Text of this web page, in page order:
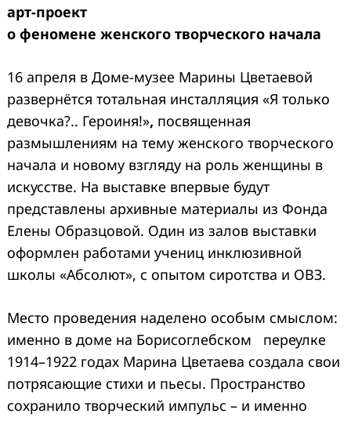
арт-проект
о феномене женского творческого начала
16 апреля в Доме-музее Марины Цветаевой
развернётся тотальная инсталляция «Я только
девочка?.. Героиня!», посвященная
размышлениям на тему женского творческого
начала и новому взгляду на роль женщины в
искусстве. На выставке впервые будут
представлены архивные материалы из Фонда
Елены Образцовой. Один из залов выставки
оформлен работами учениц инклюзивной
школы «Абсолют», с опытом сиротства и ОВЗ.
Место проведения наделено особым смыслом:
именно в доме на Борисоглебском переулке
1914–1922 годах Марина Цветаева создала свои
потрясающие стихи и пьесы. Пространство
сохранило творческий импульс – и именно